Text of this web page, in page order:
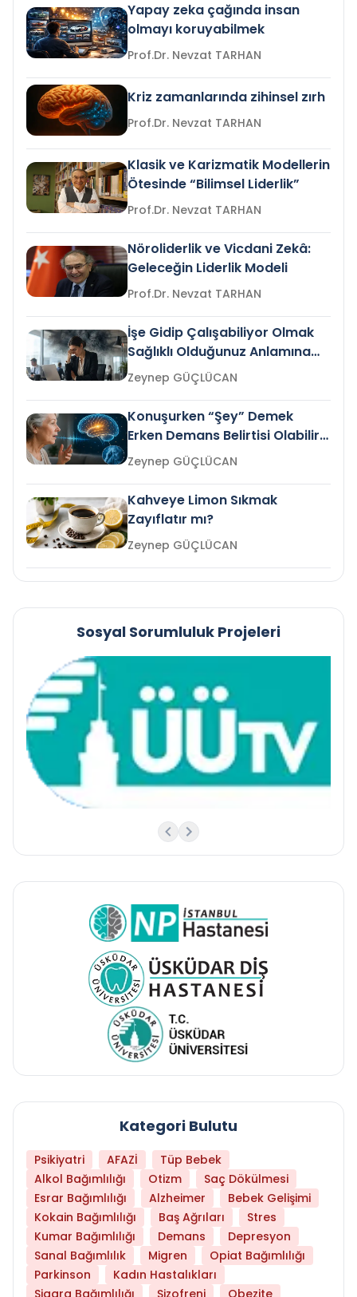
Yapay zeka çağında insan
olmayı koruyabilmek
Prof.Dr. Nevzat TARHAN
Kriz zamanlarında zihinsel zırh
Prof.Dr. Nevzat TARHAN
Klasik ve Karizmatik Modellerin
Ötesinde “Bilimsel Liderlik”
Prof.Dr. Nevzat TARHAN
Nöroliderlik ve Vicdani Zekâ:
Geleceğin Liderlik Modeli
Prof.Dr. Nevzat TARHAN
İşe Gidip Çalışabiliyor Olmak
Sağlıklı Olduğunuz Anlamına
Gelir mi?Zeynep GÜÇLÜCAN
Konuşurken “Şey” Demek
Erken Demans Belirtisi Olabilir
mi?
Zeynep GÜÇLÜCAN
Kahveye Limon Sıkmak
Zayıflatır mı?
Zeynep GÜÇLÜCAN
Sosyal Sorumluluk Projeleri
Kategori Bulutu
Psikiyatri AFAZİ
Tüp Bebek
Alkol Bağımlılığı
Otizm
Saç Dökülmesi
Esrar Bağımlılığı
Alzheimer
Bebek Gelişimi
Kokain Bağımlılığı
Baş Ağrıları
Stres
Kumar Bağımlılığı
Demans
Depresyon
Sanal Bağımlılık
Migren
Opiat Bağımlılığı
Parkinson
Kadın Hastalıkları
Sigara Bağımlılığı
Şizofreni Obezite